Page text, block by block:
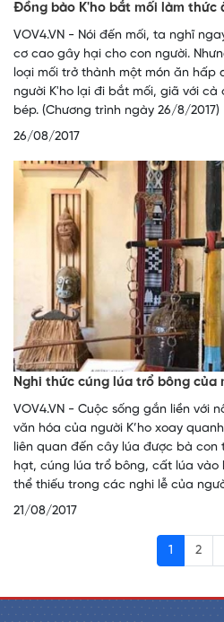
Đồng bào K'ho bắt mối làm thức
VOV4.VN - Nói đến mối, ta nghĩ
cơ cao gây hại cho con người.
loại mối trở thành một món ăn hấp
người K'ho lại đi bắt mối, giã với cà
bép. (Chương trình ngày 26/8/2017)
26/08/2017
Nghi thức cúng lúa trổ bông của
VOV4.VN - Cuộc sống gắn liền với
văn hóa của người K’ho xoay
liên quan đến cây lúa được bà con
hạt, cúng lúa trổ bông, cất lúa vào
thể thiếu trong các nghi lễ của
21/08/2017
1 2